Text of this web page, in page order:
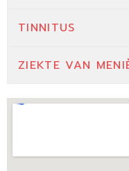
TINNITUS
ZIEKTE VAN